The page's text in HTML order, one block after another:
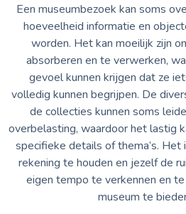
Een museumbezoek kan soms
hoeveelheid informatie en
worden. Het kan moeilijk zijn
absorberen en te verwerken,
gevoel kunnen krijgen dat ze
volledig kunnen begrijpen. De
de collecties kunnen soms
overbelasting, waardoor het lastig
specifieke details of thema’s. Het
rekening te houden en jezelf de
eigen tempo te verkennen en
museum te